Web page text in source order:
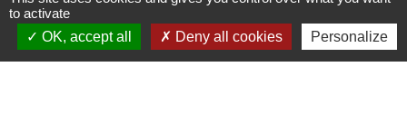
Communauté d'Agglo du Beauvaisis
Département de l'Oise
to activate
OK, accept all
Deny all cookies Personalize